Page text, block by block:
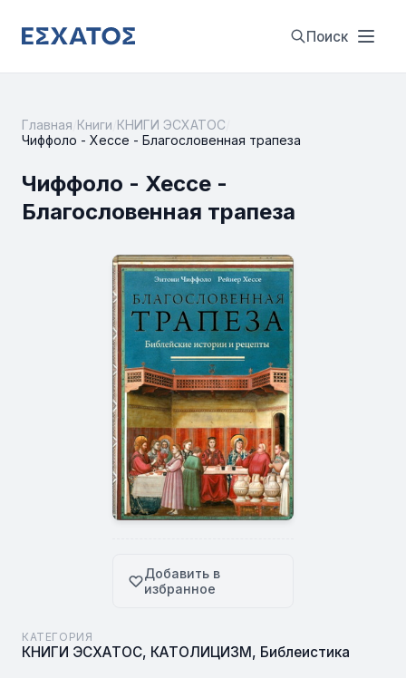
Поиск
Главная Книги КНИГИ ЭСХАТОС
Чиффоло - Хессе - Благословенная трапеза
Чиффоло - Хессе -
Благословенная трапеза
Добавить в
избранное
КАТЕГОРИЯ
КНИГИ ЭСХАТОС, КАТОЛИЦИЗМ, Библеистика